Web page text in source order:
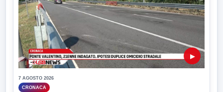
▶
7 AGOSTO 2026
CRONACA